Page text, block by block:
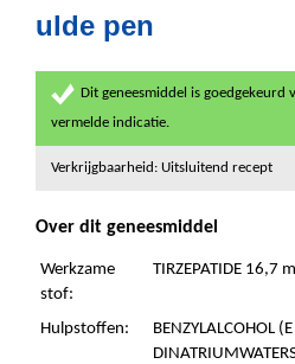
ulde pen
Dit geneesmiddel is
vermelde indicatie.
Verkrijgbaarheid: Uitsluitend recept
Over dit geneesmiddel
Werkzame
stof:
TIRZEPATIDE 16,7
Hulpstoffen:
BENZYLALCOHOL